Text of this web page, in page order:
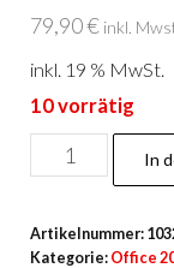
79,90€ inkl.
inkl. 19 % MwSt.
10 vorrätig
Project
2024
Menge
In
Artikelnummer:
Kategorie: Office